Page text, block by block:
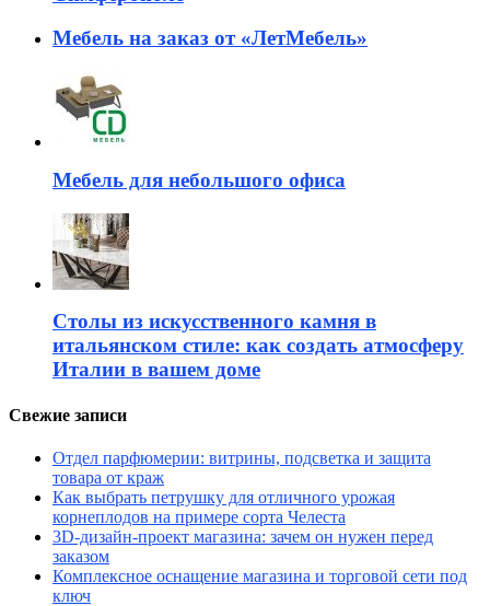
Мебель на заказ от «ЛетМебель»
Мебель для небольшого офиса
Столы из искусственного камня в
итальянском стиле: как создать атмосферу
Италии в вашем доме
Свежие записи
Отдел парфюмерии: витрины, подсветка и защита
товара от краж
Как выбрать петрушку для отличного урожая
корнеплодов на примере сорта Челеста
3D-дизайн-проект магазина: зачем он нужен перед
заказом
Комплексное оснащение магазина и торговой сети под
ключ